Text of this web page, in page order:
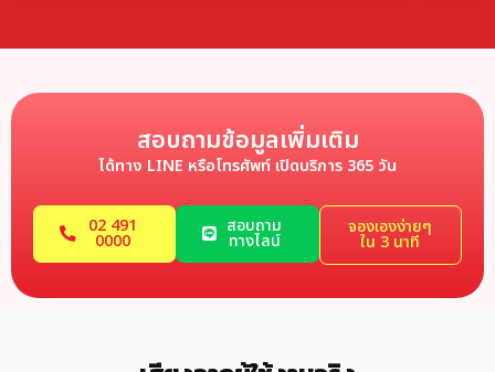
สอบถามข้อมูลเพิ่มเติม
ได้ทาง LINE หรือโทรศัพท์ เปิดบริการ 365 วัน
02 491
0000
สอบถาม
ทางไลน์
จองเองง่ายๆ
ใน 3 นาที